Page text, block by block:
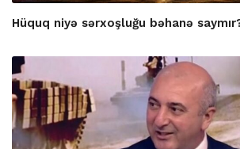
Hüquq niyə sərxoşluğu bəhanə